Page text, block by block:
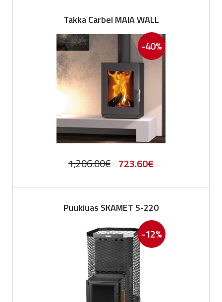
1,745.00€. 1,535.60€.
Takka Carbel MAIA WALL
-40%
1,206.00€ Original
1,206.00€.
723.60€Current
723.60€.
Puukiuas SKAMET S-220
-12%